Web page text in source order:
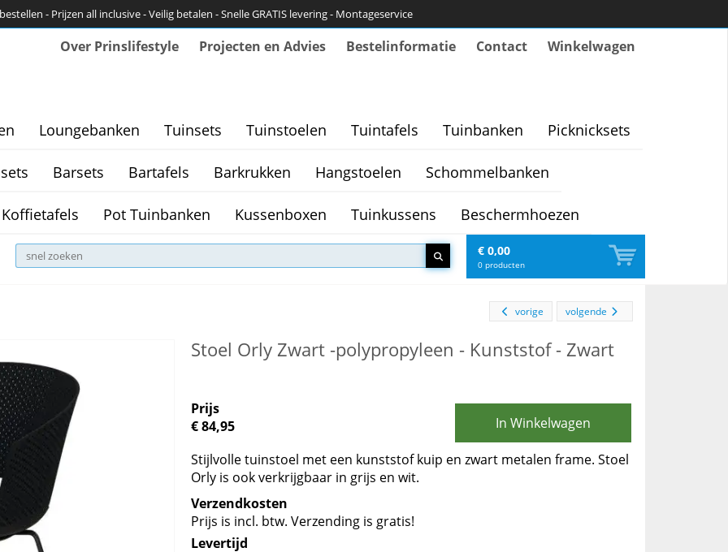
- Prijzen all inclusive - Veilig betalen - Snelle GRATIS levering - Montageservice
Over Prinslifestyle Projecten en Advies Bestelinformatie Contact Winkelwagen
Loungebanken Tuinsets Tuinstoelen Tuintafels Tuinbanken Picknicksets
Barsets Bartafels Barkrukken Hangstoelen Schommelbanken
Koffietafels Pot Tuinbanken Kussenboxen Tuinkussens Beschermhoezen
€ 0,00
0 producten
volgende
vorige
Stoel Orly Zwart -polypropyleen - Kunststof - Zwart
Prijs
€ 84,95
In Winkelwagen
Stijlvolle tuinstoel met een kunststof kuip en zwart metalen frame. Stoel
Orly is ook verkrijgbaar in grijs en wit.
Verzendkosten
Prijs is incl. btw. Verzending is gratis!
Levertijd